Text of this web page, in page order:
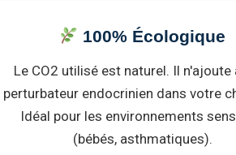
100% Écologique
Le CO2 utilisé est naturel. Il n'ajoute
perturbateur endocrinien dans votre
Idéal pour les environnements
(bébés, asthmatiques).